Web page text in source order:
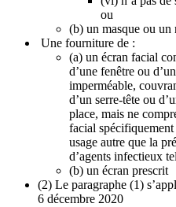
ou
(b) un masque ou un
Une fourniture de :
(a) un écran facial
d’une fenêtre ou
imperméable,
d’un serre-tête ou
place, mais ne
facial
usage autre que la
d’agents infectieux
(b) un écran prescrit
(2) Le paragraphe (1)
6 décembre 2020